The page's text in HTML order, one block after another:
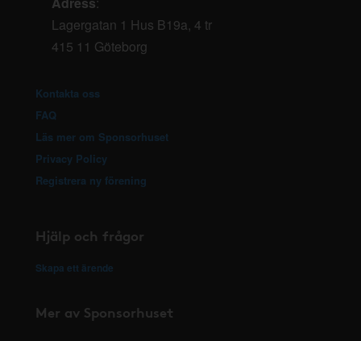
Lagergatan 1 Hus B19a, 4 tr
415 11 Göteborg
Kontakta oss
FAQ
Läs mer om Sponsorhuset
Privacy Policy
Registrera ny förening
Hjälp och frågor
Skapa ett ärende
Mer av Sponsorhuset